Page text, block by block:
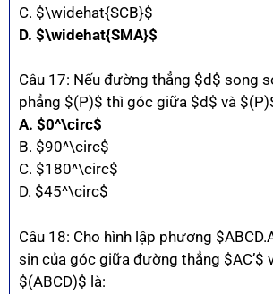
C. $\widehat{SCB}$
D. $\widehat{SMA}$
Câu 17: Nếu đường thẳng $d$ song
phẳng $(P)$ thì góc giữa $d$ và
A. $0^\circ$
B. $90^\circ$
C. $180^\circ$
D. $45^\circ$
Câu 18: Cho hình lập phương
sin của góc giữa đường thẳng $AC’$
$(ABCD)$ là: